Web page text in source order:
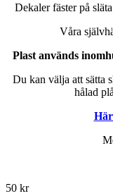
Dekaler fäster på
Våra
Plast används
Du kan välja att sätta
hålad
50 kr